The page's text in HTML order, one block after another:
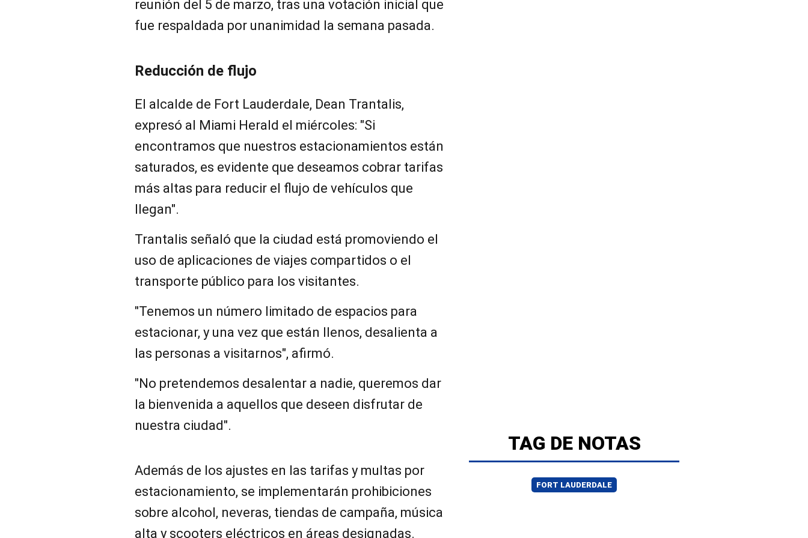
reunión del 5 de marzo, tras una votación inicial que
fue respaldada por unanimidad la semana pasada.
Reducción de flujo
El alcalde de Fort Lauderdale, Dean Trantalis,
expresó al Miami Herald el miércoles: "Si
encontramos que nuestros estacionamientos están
saturados, es evidente que deseamos cobrar tarifas
más altas para reducir el flujo de vehículos que
llegan".
Trantalis señaló que la ciudad está promoviendo el
uso de aplicaciones de viajes compartidos o el
transporte público para los visitantes.
"Tenemos un número limitado de espacios para
estacionar, y una vez que están llenos, desalienta a
las personas a visitarnos", afirmó.
"No pretendemos desalentar a nadie, queremos dar
la bienvenida a aquellos que deseen disfrutar de
nuestra ciudad".
Además de los ajustes en las tarifas y multas por
estacionamiento, se implementarán prohibiciones
sobre alcohol, neveras, tiendas de campaña, música
alta y scooters eléctricos en áreas designadas.
TAG DE NOTAS
FORT LAUDERDALE